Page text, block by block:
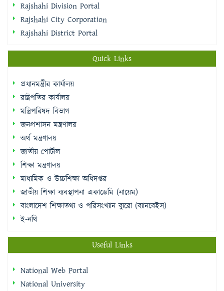
Rajshahi Division Portal
Rajshahi City Corporation
Rajshahi District Portal
Quick Links
প্রধানমন্ত্রীর কার্যালয়
রাষ্ট্রপতির কার্যালয়
মন্ত্রিপরিষদ বিভাগ
জনপ্রশাসন মন্ত্রণালয়
অর্থ মন্ত্রণালয়
জাতীয় পোর্টাল
শিক্ষা মন্ত্রণালয়
মাধ্যমিক ও উচ্চশিক্ষা অধিদপ্তর
জাতীয় শিক্ষা ব্যবস্থাপনা একাডেমি (নায়েম)
বাংলাদেশ শিক্ষাতথ্য ও পরিসংখ্যান ব্যুরো (ব্যানবেইস)
ই-নথি
Useful Links
National Web Portal
National University